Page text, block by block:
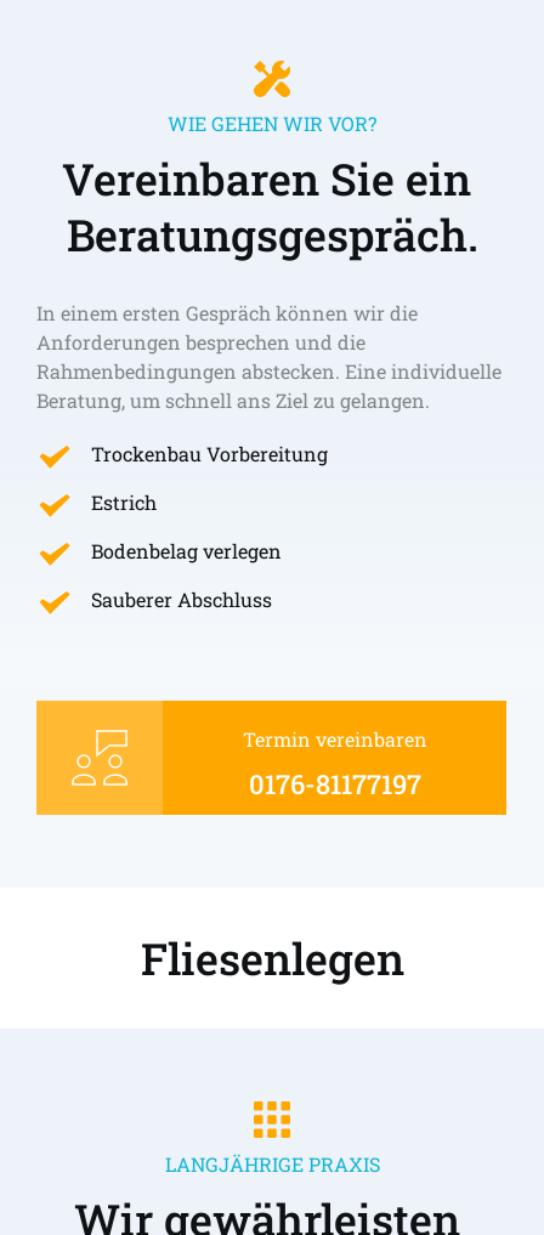
WIE GEHEN WIR VOR?
Vereinbaren Sie ein
Beratungsgespräch.
In einem ersten Gespräch können wir die
Anforderungen besprechen und die
Rahmenbedingungen abstecken. Eine individuelle
Beratung, um schnell ans Ziel zu gelangen.
Trockenbau Vorbereitung
Estrich
Bodenbelag verlegen
Sauberer Abschluss
Termin vereinbaren
0176-81177197
Fliesenlegen
LANGJÄHRIGE PRAXIS
Wir gewährleisten